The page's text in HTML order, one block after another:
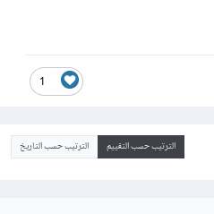
1
الترتيب حسب التقييم الترتيب حسب التاريخ